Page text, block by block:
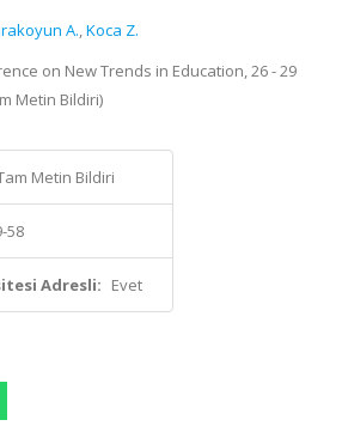
A.,Koca Z.
on New Trends in Education, 26 - 29
Metin Bildiri)
Metin Bildiri
58
Adresli: Evet